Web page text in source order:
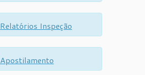
Relatórios Inspeção
Apostilamento